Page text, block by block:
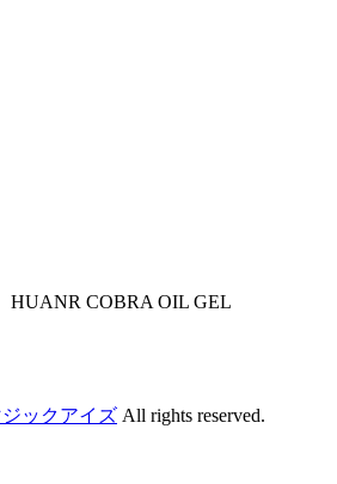
COBRA OIL GEL
ジックアイズ All rights reserved.